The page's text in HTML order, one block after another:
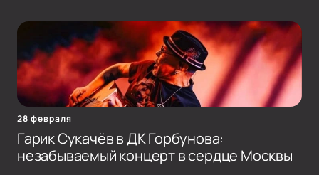
28 февраля
Гарик Сукачёв в ДК Горбунова:
незабываемый концерт в сердце Москвы